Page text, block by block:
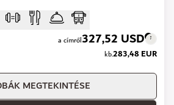
a címről327,52 USD
kb.283,48 EUR
MEGTEKINTÉSE